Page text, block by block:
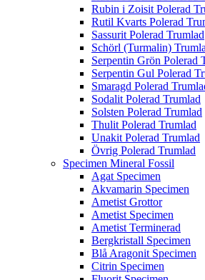
Rubin i Zoisit Polerad
Rutil Kvarts Polerad
Sassurit Polerad Trumlad
Schörl (Turmalin)
Serpentin Grön Polerad
Serpentin Gul Polerad
Smaragd Polerad
Sodalit Polerad Trumlad
Solsten Polerad Trumlad
Thulit Polerad Trumlad
Unakit Polerad Trumlad
Övrig Polerad Trumlad
Specimen Mineral Fossil
Agat Specimen
Akvamarin Specimen
Ametist Grottor
Ametist Specimen
Ametist Terminerad
Bergkristall Specimen
Blå Aragonit Specimen
Citrin Specimen